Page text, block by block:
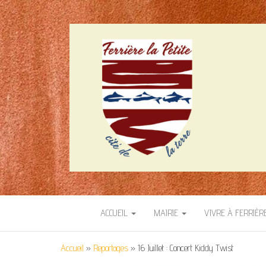
SITE OFFICIEL
Cité de la terre
ACCUEIL MAIRIE VIVRE À
Accueil » Reportages » 16 Juillet : Concert Kiddy Twist